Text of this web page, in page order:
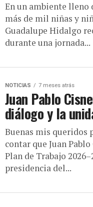
En un ambiente lleno
más de mil niñas y
Guadalupe Hidalgo
durante una jornada...
NOTICIAS 7 meses atrás
Juan Pablo
diálogo y la
Buenas mis queridos
contar que Juan
Plan de Trabajo
presidencia del...